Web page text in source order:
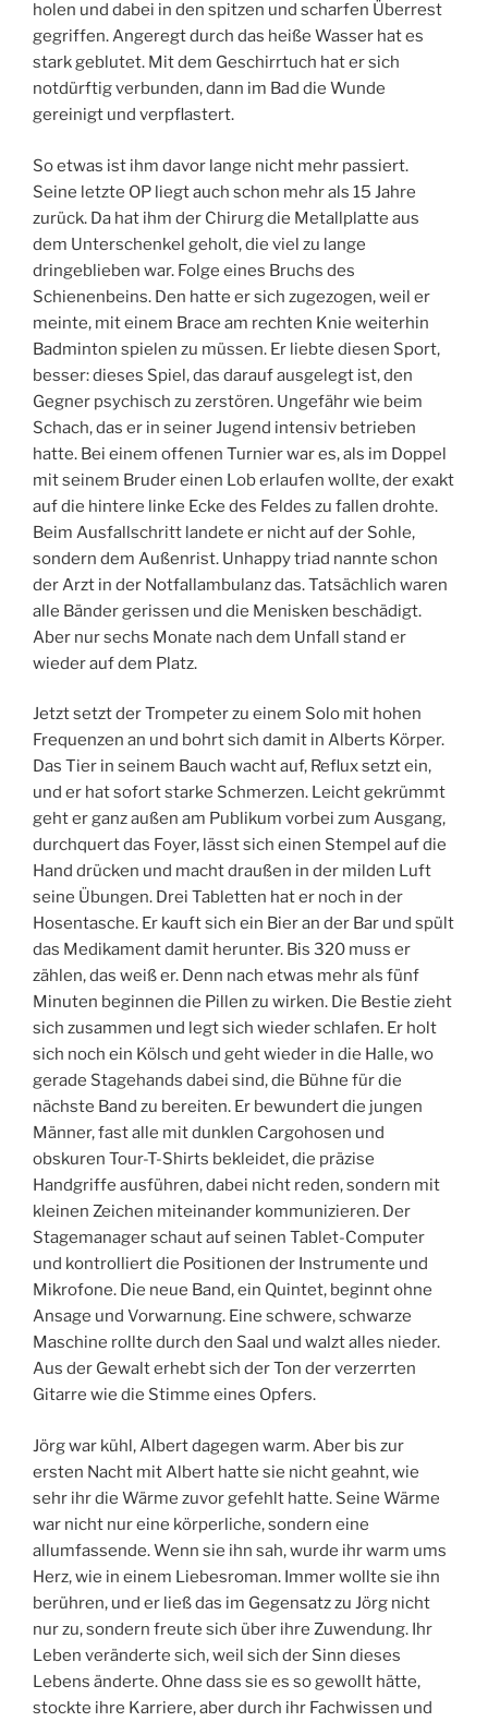
holen und dabei in den spitzen und scharfen Überrest
gegriffen. Angeregt durch das heiße Wasser hat es
stark geblutet. Mit dem Geschirrtuch hat er sich
notdürftig verbunden, dann im Bad die Wunde
gereinigt und verpflastert.
So etwas ist ihm davor lange nicht mehr passiert.
Seine letzte OP liegt auch schon mehr als 15 Jahre
zurück. Da hat ihm der Chirurg die Metallplatte aus
dem Unterschenkel geholt, die viel zu lange
dringeblieben war. Folge eines Bruchs des
Schienenbeins. Den hatte er sich zugezogen, weil er
meinte, mit einem Brace am rechten Knie weiterhin
Badminton spielen zu müssen. Er liebte diesen Sport,
besser: dieses Spiel, das darauf ausgelegt ist, den
Gegner psychisch zu zerstören. Ungefähr wie beim
Schach, das er in seiner Jugend intensiv betrieben
hatte. Bei einem offenen Turnier war es, als im Doppel
mit seinem Bruder einen Lob erlaufen wollte, der exakt
auf die hintere linke Ecke des Feldes zu fallen drohte.
Beim Ausfallschritt landete er nicht auf der Sohle,
sondern dem Außenrist. Unhappy triad nannte schon
der Arzt in der Notfallambulanz das. Tatsächlich waren
alle Bänder gerissen und die Menisken beschädigt.
Aber nur sechs Monate nach dem Unfall stand er
wieder auf dem Platz.
Jetzt setzt der Trompeter zu einem Solo mit hohen
Frequenzen an und bohrt sich damit in Alberts Körper.
Das Tier in seinem Bauch wacht auf, Reflux setzt ein,
und er hat sofort starke Schmerzen. Leicht gekrümmt
geht er ganz außen am Publikum vorbei zum Ausgang,
durchquert das Foyer, lässt sich einen Stempel auf die
Hand drücken und macht draußen in der milden Luft
seine Übungen. Drei Tabletten hat er noch in der
Hosentasche. Er kauft sich ein Bier an der Bar und spült
das Medikament damit herunter. Bis 320 muss er
zählen, das weiß er. Denn nach etwas mehr als fünf
Minuten beginnen die Pillen zu wirken. Die Bestie zieht
sich zusammen und legt sich wieder schlafen. Er holt
sich noch ein Kölsch und geht wieder in die Halle, wo
gerade Stagehands dabei sind, die Bühne für die
nächste Band zu bereiten. Er bewundert die jungen
Männer, fast alle mit dunklen Cargohosen und
obskuren Tour-T-Shirts bekleidet, die präzise
Handgriffe ausführen, dabei nicht reden, sondern mit
kleinen Zeichen miteinander kommunizieren. Der
Stagemanager schaut auf seinen Tablet-Computer
und kontrolliert die Positionen der Instrumente und
Mikrofone. Die neue Band, ein Quintet, beginnt ohne
Ansage und Vorwarnung. Eine schwere, schwarze
Maschine rollte durch den Saal und walzt alles nieder.
Aus der Gewalt erhebt sich der Ton der verzerrten
Gitarre wie die Stimme eines Opfers.
Jörg war kühl, Albert dagegen warm. Aber bis zur
ersten Nacht mit Albert hatte sie nicht geahnt, wie
sehr ihr die Wärme zuvor gefehlt hatte. Seine Wärme
war nicht nur eine körperliche, sondern eine
allumfassende. Wenn sie ihn sah, wurde ihr warm ums
Herz, wie in einem Liebesroman. Immer wollte sie ihn
berühren, und er ließ das im Gegensatz zu Jörg nicht
nur zu, sondern freute sich über ihre Zuwendung. Ihr
Leben veränderte sich, weil sich der Sinn dieses
Lebens änderte. Ohne dass sie es so gewollt hätte,
stockte ihre Karriere, aber durch ihr Fachwissen und